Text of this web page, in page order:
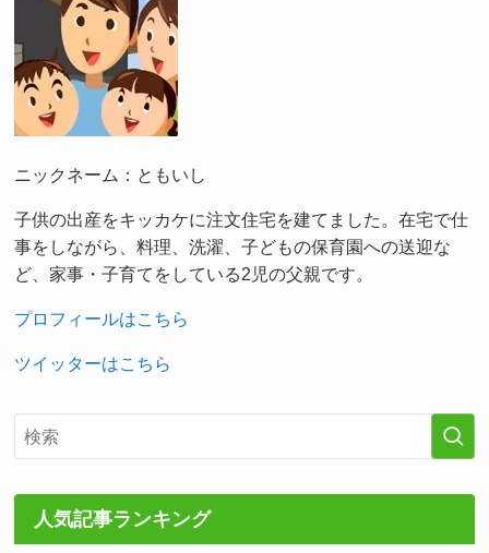
ニックネーム：ともいし
子供の出産をキッカケに注文住宅を建てました。在宅で仕
事をしながら、料理、洗濯、子どもの保育園への送迎な
ど、家事・子育てをしている2児の父親です。
プロフィールはこちら
ツイッターはこちら
人気記事ランキング